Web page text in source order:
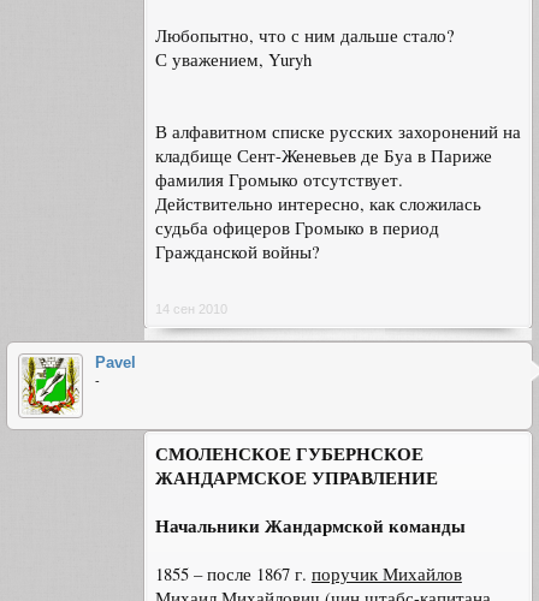
Любопытно, что с ним дальше стало?
С уважением, Yuryh
В алфавитном списке русских захоронений на
кладбище Сент-Женевьев де Буа в Париже
фамилия Громыко отсутствует.
Действительно интересно, как сложилась
судьба офицеров Громыко в период
Гражданской войны?
14 сен 2010
Pavel
-
СМОЛЕНСКОЕ ГУБЕРНСКОЕ
ЖАНДАРМСКОЕ УПРАВЛЕНИЕ
Начальники Жандармской команды
1855 – после 1867 г. поручик Михайлов